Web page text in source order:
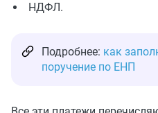
НДФЛ.
Подробнее: как
поручение по ЕНП